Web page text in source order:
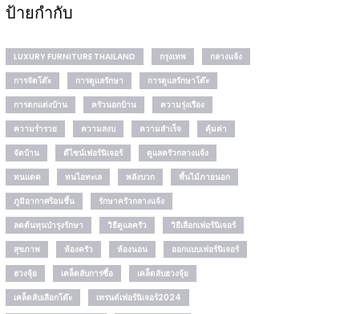
ป้ายกำกับ
LUXURY FURNITURE THAILAND กรุงเทพ
กลางแจ้ง
การจัดโต๊ะ
การดูแลรักษา
การดูแลรักษาโต๊ะ
การตกแต่งบ้าน
ครัวนอกบ้าน
ความรุ่งเรือง
ความร่ำรวย
ความสงบ ความสำเร็จ
คุ้มค่า
จัดบ้าน
ดีไซน์เฟอร์นิเจอร์
ดูแลครัวกลางแจ้ง
ทนแดด
ทนไอทะเล พลังบวก
พื้นไม้ภายนอก
ภูมิอากาศร้อนชื้น
รักษาครัวกลางแจ้ง
ลดต้นทุนบำรุงรักษา
วิธีดูแลครัว
วิธีเลือกเฟอร์นิเจอร์
สุขภาพ
ห้องครัว ห้องนอน
ออกแบบเฟอร์นิเจอร์
ฮวงจุ้ย
เคล็ดลับการซื้อ
เคล็ดลับฮวงจุ้ย
เคล็ดลับเลือกโต๊ะ
เทรนด์เฟอร์นิเจอร์2024